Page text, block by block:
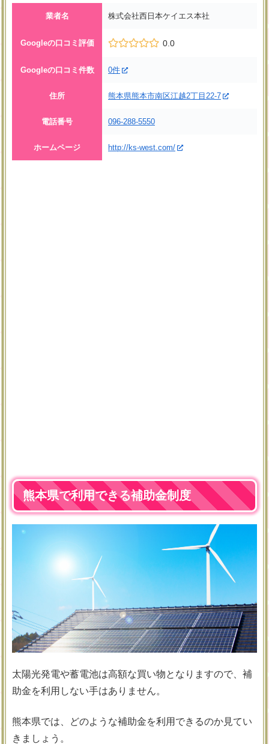
業者名 株式会社西日本ケイエス本社
Googleの口コミ評価 0.0
Googleの口コミ件数 0件
住所 熊本県熊本市南区江越2丁目22-7
電話番号 096-288-5550
ホームページ http://ks-west.com/
熊本県で利用できる補助金制度
太陽光発電や蓄電池は高額な買い物となりますので、補
助金を利用しない手はありません。
熊本県では、どのような補助金を利用できるのか見てい
きましょう。